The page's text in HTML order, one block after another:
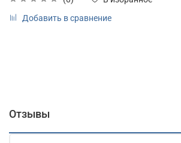
Добавить в сравнение
Отзывы